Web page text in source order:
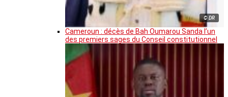
© DR
Cameroun : décès de Bah Oumarou Sanda l’un
des premiers sages du Conseil constitutionnel